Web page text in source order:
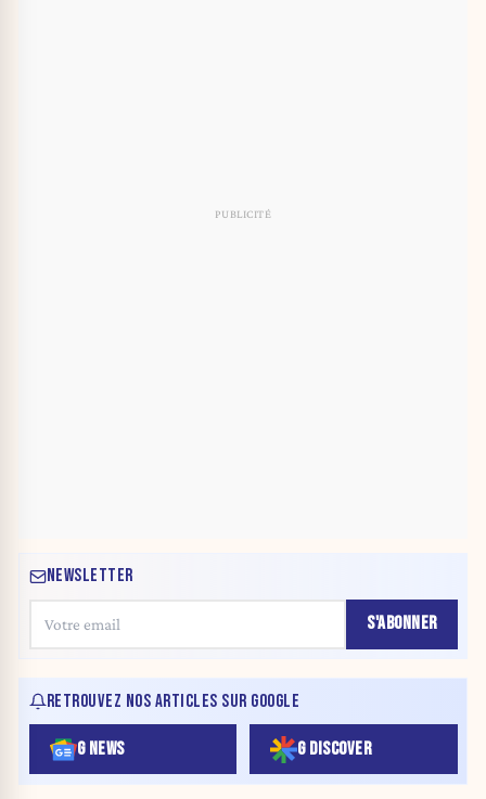
NEWSLETTER
S'ABONNER
RETROUVEZ NOS ARTICLES SUR GOOGLE
G NEWS G DISCOVER